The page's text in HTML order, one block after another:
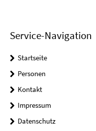
Service-Navigation
Startseite
Personen
Kontakt
Impressum
Datenschutz